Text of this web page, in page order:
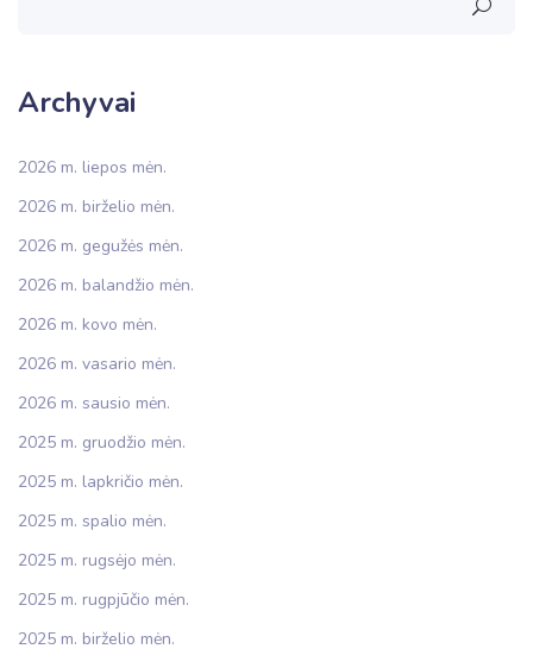
Archyvai
2026 m. liepos mėn.
2026 m. birželio mėn.
2026 m. gegužės mėn.
2026 m. balandžio mėn.
2026 m. kovo mėn.
2026 m. vasario mėn.
2026 m. sausio mėn.
2025 m. gruodžio mėn.
2025 m. lapkričio mėn.
2025 m. spalio mėn.
2025 m. rugsėjo mėn.
2025 m. rugpjūčio mėn.
2025 m. birželio mėn.